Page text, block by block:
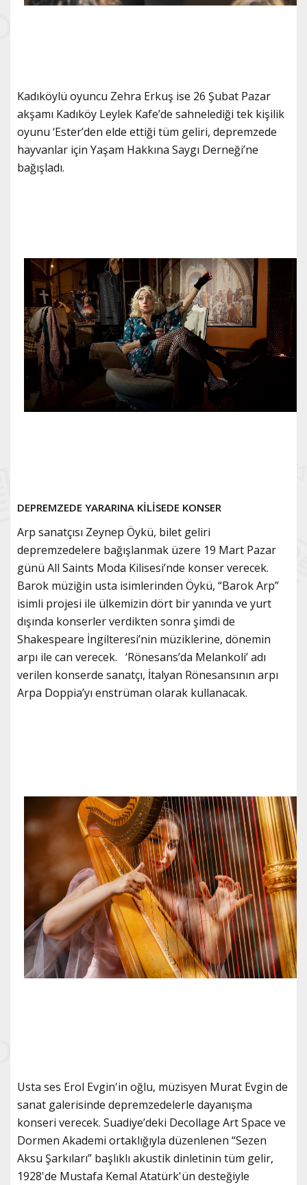
Kadıköylü oyuncu Zehra Erkuş ise 26 Şubat Pazar
akşamı Kadıköy Leylek Kafe’de sahnelediği tek kişilik
oyunu ‘Ester’den elde ettiği tüm geliri, depremzede
hayvanlar için Yaşam Hakkına Saygı Derneği’ne
bağışladı.
DEPREMZEDE YARARINA KİLİSEDE KONSER
Arp sanatçısı Zeynep Öykü, bilet geliri
depremzedelere bağışlanmak üzere 19 Mart Pazar
günü All Saints Moda Kilisesi’nde konser verecek.
Barok müziğin usta isimlerinden Öykü, “Barok Arp”
isimli projesi ile ülkemizin dört bir yanında ve yurt
dışında konserler verdikten sonra şimdi de
Shakespeare İngilteresi’nin müziklerine, dönemin
arpı ile can verecek. ‘Rönesans’da Melankoli’ adı
verilen konserde sanatçı, İtalyan Rönesansının arpı
Arpa Doppia’yı enstrüman olarak kullanacak.
Usta ses Erol Evgin'in oğlu, müzisyen Murat Evgin de
sanat galerisinde depremzedelerle dayanışma
konseri verecek. Suadiye’deki Decollage Art Space ve
Dormen Akademi ortaklığıyla düzenlenen “Sezen
Aksu Şarkıları” başlıklı akustik dinletinin tüm gelir,
1928'de Mustafa Kemal Atatürk'ün desteğiyle